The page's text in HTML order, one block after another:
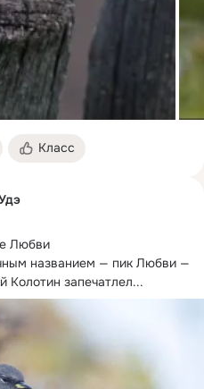
Класс
Любви
названием — пик Любви —
Колотин запечатлел...